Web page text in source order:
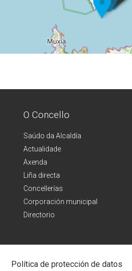
O Concello
Saúdo da Alcaldía
Actualidade
Axenda
Liña directa
Concellerías
Corporación municipal
Directorio
Política de protección de datos